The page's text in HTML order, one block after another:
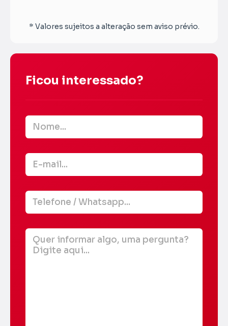
* Valores sujeitos a alteração sem aviso prévio.
Ficou interessado?